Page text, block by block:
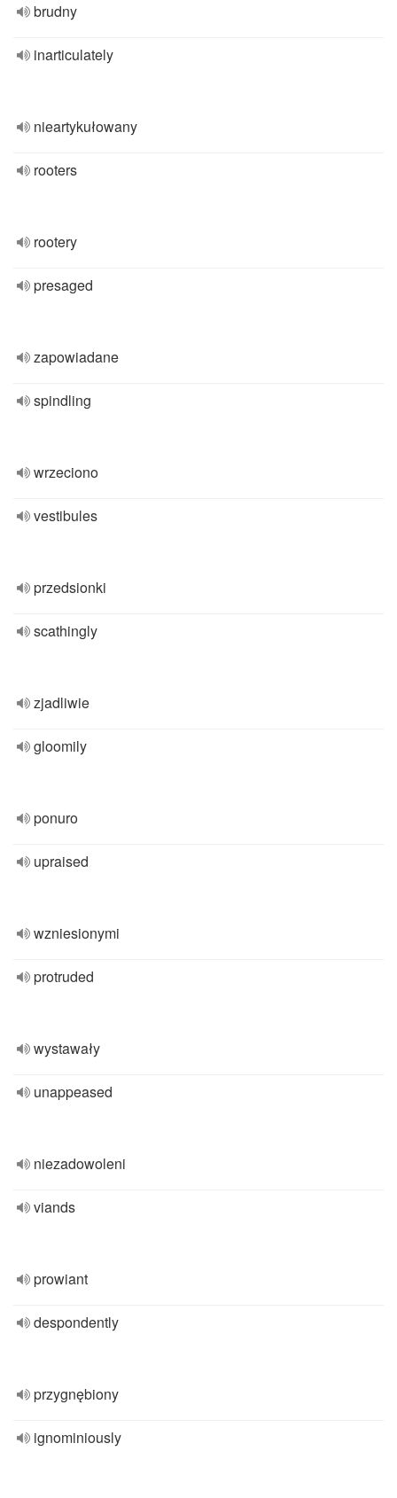
brudny
inarticulately
nieartykułowany
rooters
rootery
presaged
zapowiadane
spindling
wrzeciono
vestibules
przedsionki
scathingly
zjadliwie
gloomily
ponuro
upraised
wzniesionymi
protruded
wystawały
unappeased
niezadowoleni
viands
prowiant
despondently
przygnębiony
ignominiously